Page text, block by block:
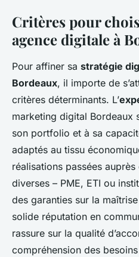
Critères pour
agence digitale à
Pour affiner sa stratégie
Bordeaux, il importe de
critères déterminants. L’
marketing digital Bordeaux
son portfolio et à sa
adaptés au tissu
réalisations passées auprès
diverses – PME, ETI ou
des garanties sur la
solide réputation en
rassure sur la qualité
compréhension des